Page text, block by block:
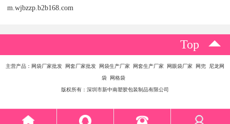
m.wjbzzp.b2b168.com
Top
主营产品：网袋厂家批发 网套厂家批发 网袋生产厂家 网套生产厂家 网眼袋厂家 网兜 尼龙网
袋 网格袋
版权所有：深圳市新中南塑胶包装制品有限公司